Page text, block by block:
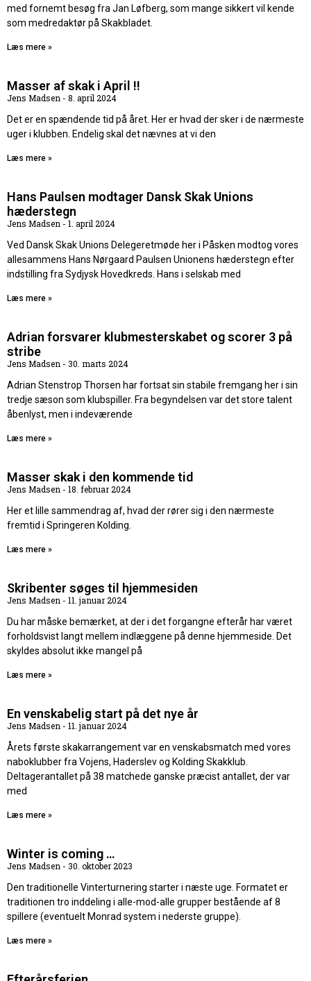
med fornemt besøg fra Jan Løfberg, som mange sikkert vil kende
som medredaktør på Skakbladet.
Læs mere »
Masser af skak i April !!
Jens Madsen
8. april 2024
Det er en spændende tid på året. Her er hvad der sker i de nærmeste
uger i klubben. Endelig skal det nævnes at vi den
Læs mere »
Hans Paulsen modtager Dansk Skak Unions
hæderstegn
Jens Madsen
1. april 2024
Ved Dansk Skak Unions Delegeretmøde her i Påsken modtog vores
allesammens Hans Nørgaard Paulsen Unionens hæderstegn efter
indstilling fra Sydjysk Hovedkreds. Hans i selskab med
Læs mere »
Adrian forsvarer klubmesterskabet og scorer 3 på
stribe
Jens Madsen
30. marts 2024
Adrian Stenstrop Thorsen har fortsat sin stabile fremgang her i sin
tredje sæson som klubspiller. Fra begyndelsen var det store talent
åbenlyst, men i indeværende
Læs mere »
Masser skak i den kommende tid
Jens Madsen
18. februar 2024
Her et lille sammendrag af, hvad der rører sig i den nærmeste
fremtid i Springeren Kolding.
Læs mere »
Skribenter søges til hjemmesiden
Jens Madsen
11. januar 2024
Du har måske bemærket, at der i det forgangne efterår har været
forholdsvist langt mellem indlæggene på denne hjemmeside. Det
skyldes absolut ikke mangel på
Læs mere »
En venskabelig start på det nye år
Jens Madsen
11. januar 2024
Årets første skakarrangement var en venskabsmatch med vores
naboklubber fra Vojens, Haderslev og Kolding Skakklub.
Deltagerantallet på 38 matchede ganske præcist antallet, der var
med
Læs mere »
Winter is coming …
Jens Madsen
30. oktober 2023
Den traditionelle Vinterturnering starter i næste uge. Formatet er
traditionen tro inddeling i alle-mod-alle grupper bestående af 8
spillere (eventuelt Monrad system i nederste gruppe).
Læs mere »